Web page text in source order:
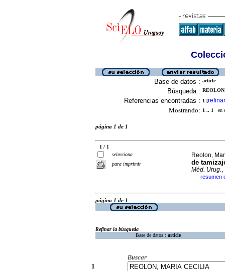
Base de datos : article
Búsqueda :
Referencias encontradas : 1 [refinar
Mostrando: 1 .. 1 en
página 1 de 1
1 / 1
selecciona
para imprimir
Reolon,
de
Méd. Urug.,
· resumen
página 1 de 1
Refinar la búsqueda
Base de datos : article
Buscar
1